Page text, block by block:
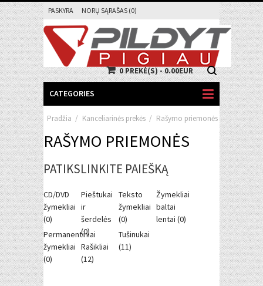
PASKYRA NORŲ SĄRAŠAS (0)
0 PREKĖ(S) - 0.00EUR
CATEGORIES
Pradžia / Kanceliarinės prekės / Rašymo priemonės
RAŠYMO PRIEMONĖS
PATIKSLINKITE PAIEŠKĄ
CD/DVD
žymekliai
(0)
Permanentiniai
žymekliai
(0)
Pieštukai
ir
šerdelės
(0)
Rašikliai
(12)
Teksto
žymekliai
(0)
Tušinukai
(11)
Žymekliai
baltai
lentai (0)